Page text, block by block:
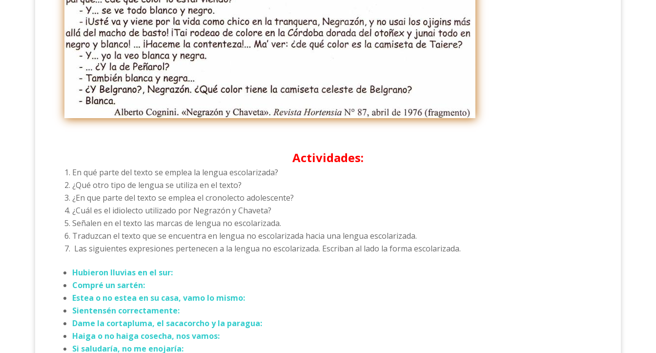
Actividades:
En qué parte del texto se emplea la lengua escolarizada?
¿Qué otro tipo de lengua se utiliza en el texto?
¿En que parte del texto se emplea el cronolecto adolescente?
¿Cuál es el idiolecto utilizado por Negrazón y Chaveta?
Señalen en el texto las marcas de lengua no escolarizada.
Traduzcan el texto que se encuentra en lengua no escolarizada hacia una lengua escolarizada.
Las siguientes expresiones pertenecen a la lengua no escolarizada. Escriban al lado la forma escolarizada.
Hubieron lluvias en el sur:
Compré un sartén:
Estea o no estea en su casa, vamo lo mismo:
Sientensén correctamente:
Dame la cortapluma, el sacacorcho y la paragua:
Haiga o no haiga cosecha, nos vamos:
Si saludaría, no me enojaría: